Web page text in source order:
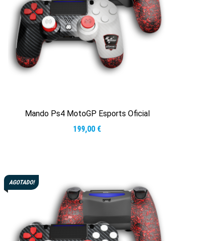
Mando Ps4 MotoGP Esports Oficial
199,00 €
AGOTADO!